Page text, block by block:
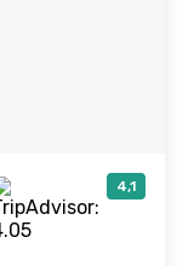
4,1